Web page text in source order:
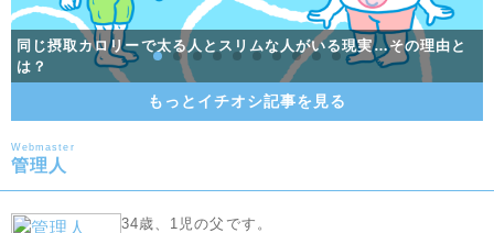
男のダイエット入門！確実に痩せる最短距離にして王道の方法
同じ摂取カロリーで太る人とスリムな人がいる現実…その理由と
は？
ダイエットで挫折しないために！折れないココロを育てる「レジ
リエンス」を調査
ストレスを溜めやすい人のパターンと、ストレス解消法をご紹介
少しの工夫で健康的に痩せる！痩せる食べ方を伝授
一流アスリートも実践。体幹トレーニングのメリットとは？
鍛える部位を日によって分ける、スプリットルーティンとは？
基礎代謝って何？正しい理解で肉体改造
筋トレだけで脂肪が燃焼！？ EPOC (運動後過剰酸素消費)とは？
効果的に筋肉をつけよう！筋肥大メソッド！
男のダイエット入門！確実に痩せる最短距離にして王道の方法
同じ摂取カロリーで太る人とスリムな人がいる現実…その理由と
もっとイチオシ記事を見る
Webmaster
管理人
34歳、1児の父です。